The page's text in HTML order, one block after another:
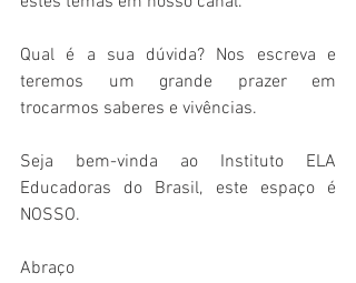
Qual é a sua dúvida? Nos escreva e
teremos um grande prazer em
trocarmos saberes e vivências.
Seja bem-vinda ao Instituto ELA
Educadoras do Brasil, este espaço é
NOSSO.
Abraço